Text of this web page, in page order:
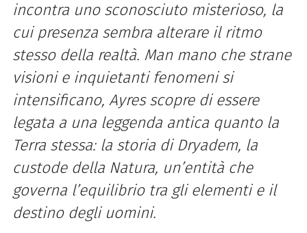
incontra uno sconosciuto misterioso, la
cui presenza sembra alterare il ritmo
stesso della realtà. Man mano che strane
visioni e inquietanti fenomeni si
intensificano, Ayres scopre di essere
legata a una leggenda antica quanto la
Terra stessa: la storia di Dryadem, la
custode della Natura, un’entità che
governa l’equilibrio tra gli elementi e il
destino degli uomini.